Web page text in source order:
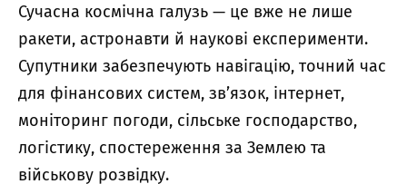
Сучасна космічна галузь — це вже не лише
ракети, астронавти й наукові експерименти.
Супутники забезпечують навігацію, точний час
для фінансових систем, зв’язок, інтернет,
моніторинг погоди, сільське господарство,
логістику, спостереження за Землею та
військову розвідку.